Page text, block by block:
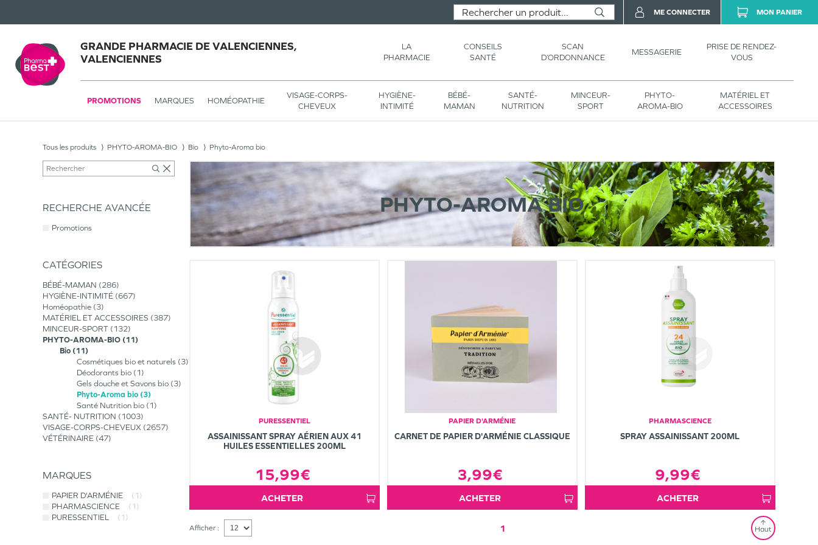
GRANDE PHARMACIE DE VALENCIENNES,
VALENCIENNES
LA
PHARMACIE
CONSEILS
SANTÉ
SCAN
D’ORDONNANCE
MESSAGERIE
PRISE DE RENDEZ-
VOUS
PROMOTIONS MARQUES HOMÉOPATHIE
VISAGE-CORPS-
CHEVEUX
HYGIÈNE-
INTIMITÉ
BÉBÉ-
MAMAN
SANTÉ-
NUTRITION
MINCEUR-
SPORT
PHYTO-
AROMA-BIO
MATÉRIEL ET
ACCESSOIRES
ME CONNECTER MON PANIER
Tous les produits PHYTO-AROMA-BIO Bio Phyto-Aroma bio
RECHERCHE AVANCÉE
Promotions
CATÉGORIES
BÉBÉ-MAMAN
286
HYGIÈNE-INTIMITÉ 667
Homéopathie 3
MATÉRIEL ET ACCESSOIRES
387
MINCEUR-SPORT
132
PHYTO-AROMA-BIO
11
Bio
11
Cosmétiques bio et naturels
3
Déodorants bio
1
Gels douche et Savons bio 3
Phyto-Aroma bio 3
Santé Nutrition bio
1
SANTÉ- NUTRITION
1003
VISAGE-CORPS-CHEVEUX 2657
VÉTÉRINAIRE 47
MARQUES
PAPIER D'ARMÉNIE
(1)
PHARMASCIENCE
(1)
PURESSENTIEL
(1)
PHYTO-AROMA BIO
PURESSENTIEL
ASSAINISSANT SPRAY AÉRIEN AUX 41
HUILES ESSENTIELLES 200ML
15,99€
ACHETER
PAPIER D'ARMÉNIE
CARNET DE PAPIER D'ARMÉNIE CLASSIQUE
3,99€
ACHETER
PHARMASCIENCE
SPRAY ASSAINISSANT 200ML
9,99€
ACHETER
Afficher : 1 Haut